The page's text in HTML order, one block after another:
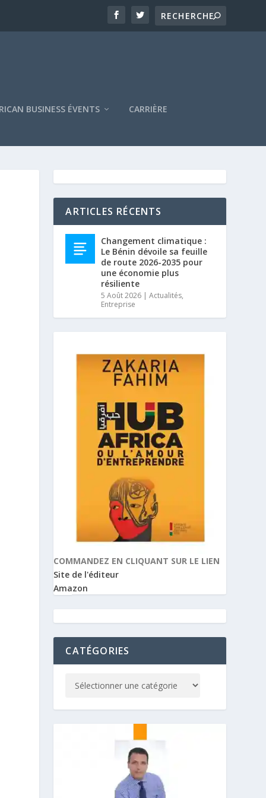
BUSINESS ÉVENTS CARRIÈRE
ARTICLES RÉCENTS
Changement climatique :
Le Bénin dévoile sa feuille
de route 2026-2035 pour
une économie plus
résiliente
5 Août 2026 |Actualités,
Entreprise
COMMANDEZ EN CLIQUANT SUR LE LIEN
Site de l'éditeur
Amazon
CATÉGORIES